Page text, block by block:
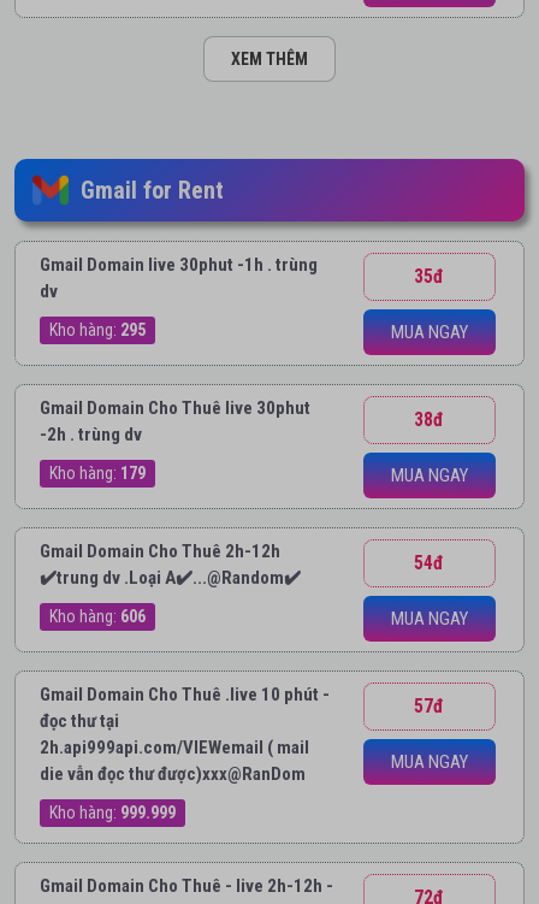
XEM THÊM
Gmail for Rent
Gmail Domain live 30phut -1h . trùng
dv
Kho hàng: 295
35đ
MUA NGAY
Gmail Domain Cho Thuê live 30phut
-2h . trùng dv
Kho hàng: 179
38đ
MUA NGAY
Gmail Domain Cho Thuê 2h-12h
✔️trung dv .Loại A✔️...@Random✔️
Kho hàng: 606
54đ
MUA NGAY
Gmail Domain Cho Thuê .live 10 phút -
đọc thư tại
2h.api999api.com/VIEWemail ( mail
die vẫn đọc thư được)xxx@RanDom
Kho hàng: 999.999
57đ
MUA NGAY
Gmail Domain Cho Thuê - live 2h-12h -
72đ